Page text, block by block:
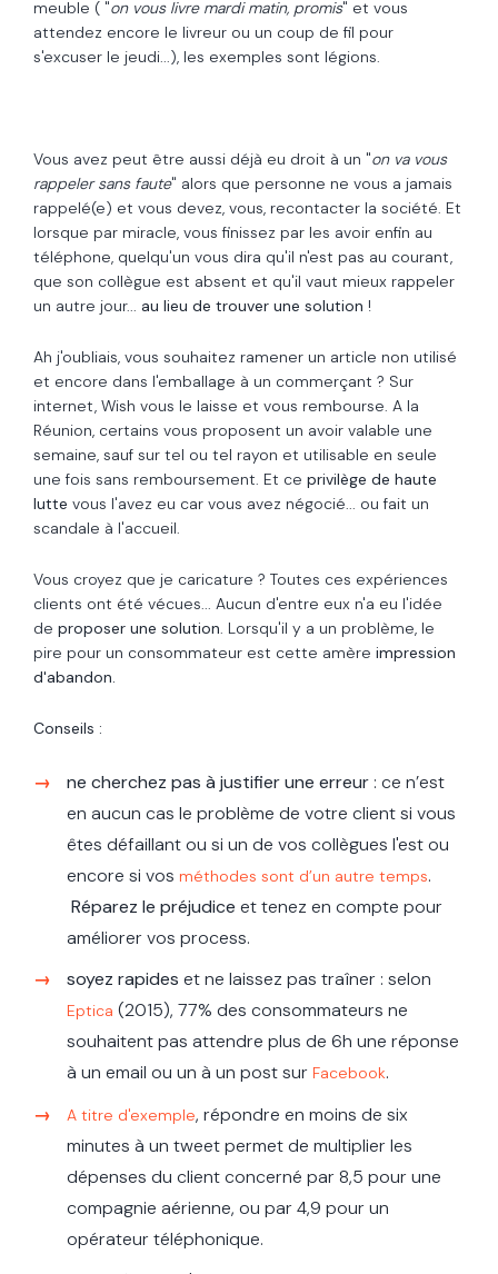
meuble ( "on vous livre mardi matin, promis" et vous
attendez encore le livreur ou un coup de fil pour
s'excuser le jeudi...), les exemples sont légions.
Vous avez peut être aussi déjà eu droit à un "on va vous
rappeler sans faute" alors que personne ne vous a jamais
rappelé(e) et vous devez, vous, recontacter la société. Et
lorsque par miracle, vous finissez par les avoir enfin au
téléphone, quelqu'un vous dira qu'il n'est pas au courant,
que son collègue est absent et qu'il vaut mieux rappeler
un autre jour... au lieu de trouver une solution !
Ah j'oubliais, vous souhaitez ramener un article non utilisé
et encore dans l'emballage à un commerçant ? Sur
internet, Wish vous le laisse et vous rembourse. A la
Réunion, certains vous proposent un avoir valable une
semaine, sauf sur tel ou tel rayon et utilisable en seule
une fois sans remboursement. Et ce privilège de haute
lutte vous l'avez eu car vous avez négocié... ou fait un
scandale à l'accueil.
Vous croyez que je caricature ? Toutes ces expériences
clients ont été vécues... Aucun d'entre eux n'a eu l'idée
de proposer une solution . Lorsqu'il y a un problème, le
pire pour un consommateur est cette amère impression
d'abandon.
Conseils :
ne cherchez pas à justifier une erreur : ce n’est
en aucun cas le problème de votre client si vous
êtes défaillant ou si un de vos collègues l'est ou
encore si vos méthodes sont d’un autre temps.
Réparez le préjudice et tenez en compte pour
améliorer vos process.
soyez rapides et ne laissez pas traîner : selon
Eptica (2015), 77% des consommateurs ne
souhaitent pas attendre plus de 6h une réponse
à un email ou un à un post sur Facebook.
A titre d'exemple, répondre en moins de six
minutes à un tweet permet de multiplier les
dépenses du client concerné par 8,5 pour une
compagnie aérienne, ou par 4,9 pour un
opérateur téléphonique.